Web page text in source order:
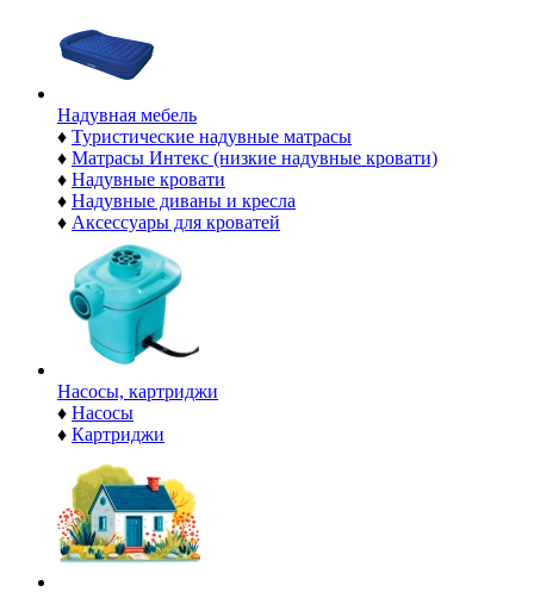
Надувная мебель
♦ Туристические надувные матрасы
♦ Матрасы Интекс (низкие надувные кровати)
♦ Надувные кровати
♦ Надувные диваны и кресла
♦ Аксессуары для кроватей
Насосы, картриджи
♦ Насосы
♦ Картриджи